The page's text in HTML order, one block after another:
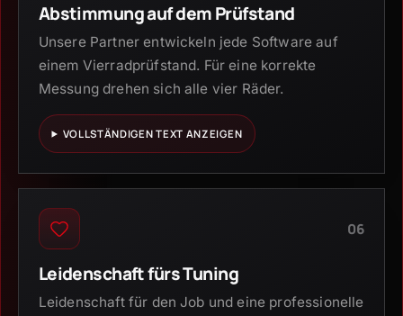
Abstimmung auf dem Prüfstand
Unsere Partner entwickeln jede Software auf
einem Vierradprüfstand. Für eine korrekte
Messung drehen sich alle vier Räder.
VOLLSTÄNDIGEN TEXT ANZEIGEN
06
Leidenschaft fürs Tuning
Leidenschaft für den Job und eine professionelle